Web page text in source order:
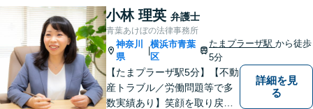
ください。
小林 理英 弁護士
青葉あけぼの法律事務所
神奈川
県
|
横浜市青葉
区
たまプラーザ駅から徒歩
5分
【たまプラーザ駅5分】【不動
産トラブル／労働問題等で多
数実績あり】笑顔を取り戻す
詳細を見
る